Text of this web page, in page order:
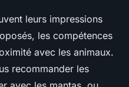
leurs impressions
les compétences
avec les animaux.
recommander les